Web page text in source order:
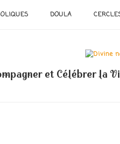
DOULA
et Célébrer la